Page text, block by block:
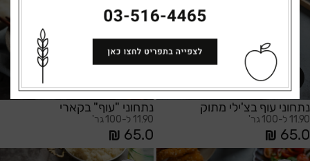
נתחוני עוף בצ'ילי מתוק
11.90 ל-100 גר'
65.0
נתחוני "עוף" בקארי
11.90 ל-100 גר'
65.0